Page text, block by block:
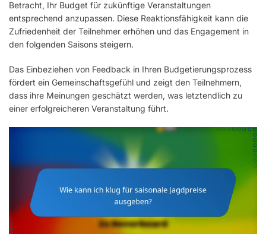
Betracht, Ihr Budget für zukünftige Veranstaltungen
entsprechend anzupassen. Diese Reaktionsfähigkeit kann die
Zufriedenheit der Teilnehmer erhöhen und das Engagement in
den folgenden Saisons steigern.
Das Einbeziehen von Feedback in Ihren Budgetierungsprozess
fördert ein Gemeinschaftsgefühl und zeigt den Teilnehmern,
dass ihre Meinungen geschätzt werden, was letztendlich zu
einer erfolgreicheren Veranstaltung führt.